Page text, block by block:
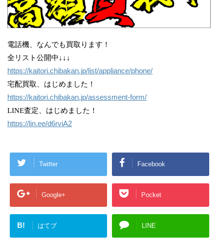
電話機、なんでも買取ります！
全リスト公開中↓↓↓
https://kaitori.chibakan.jp/list/appliance/phone/
宅配買取、はじめました！
https://kaitori.chibakan.jp/assessment-form/
LINE査定、はじめました！
https://lin.ee/d6rviA2
Twitter Facebook
Google+ Pocket
B! はてブ LINE